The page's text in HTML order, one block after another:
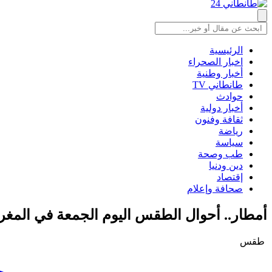
الرئيسية
اخبار الصحراء
أخبار وطنية
طانطاني TV
حوادث
أخبار دولية
ثقافة وفنون
رياضة
سياسة
طب وصحة
دين ودنيا
إقتصاد
صحافة وإعلام
أمطار.. أحوال الطقس اليوم الجمعة في
طقس